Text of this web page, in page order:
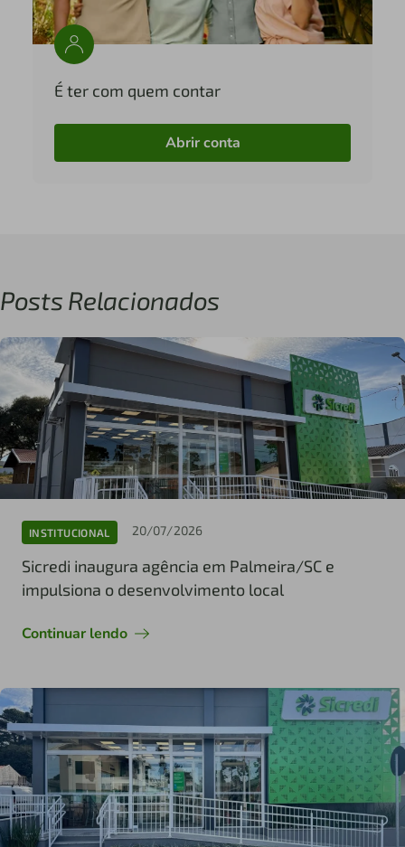
É ter com quem contar
Abrir conta
Posts Relacionados
INSTITUCIONAL 20/07/2026
Sicredi inaugura agência em Palmeira/SC e
impulsiona o desenvolvimento local
Continuar lendo